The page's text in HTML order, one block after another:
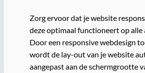
Zorg ervoor dat je website
deze optimaal functioneert op alle
Door een responsive webdesign
wordt de lay-out van je website
aangepast aan de schermgrootte